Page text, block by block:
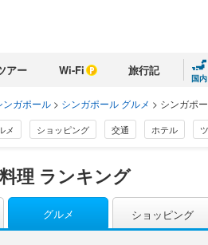
アー Wi-Fi 旅行記
国内
ンガポール > シンガポール グルメ > シンガポ
メ ショッピング 交通 ホテル
理 ランキング
グルメ ショッピング